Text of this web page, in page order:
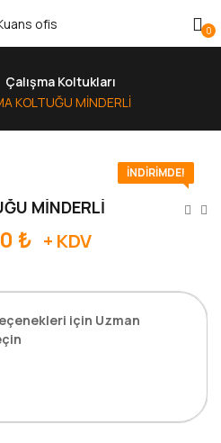
0
Çalışma Koltukları
KOLTUĞU MİNDERLİ
İNDIRIMDE!
MİNDERLİ
₺ + KDV
için Uzman